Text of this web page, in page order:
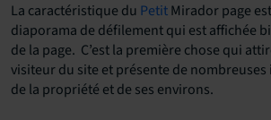
La caractéristique du PetitMirador page
diaporama de défilement qui est affichée
de la page. C’est la première chose qui
visiteur du site et présente de
de la propriété et de ses environs.